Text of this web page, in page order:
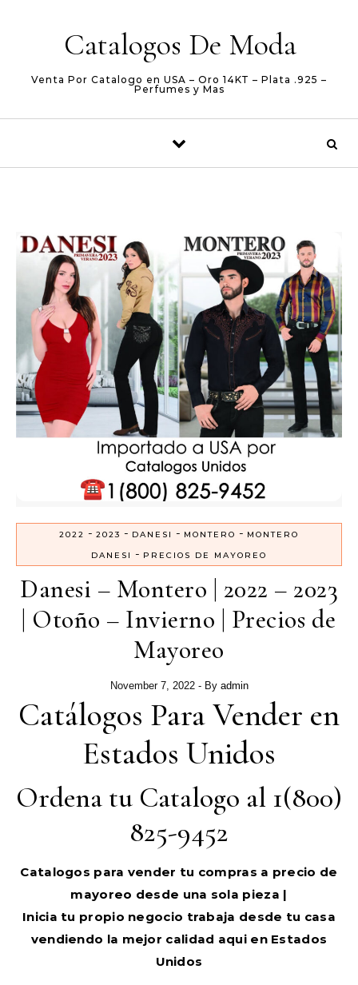
Catalogos De Moda
Venta Por Catalogo en USA – Oro 14KT – Plata .925 –
Perfumes y Mas
2022 - 2023 - DANESI - MONTERO - MONTERO
DANESI
- PRECIOS DE MAYOREO
Danesi – Montero | 2022 – 2023
| Otoño – Invierno | Precios de
Mayoreo
November 7, 2022 - By admin
Catálogos Para Vender en
Estados Unidos
Ordena tu Catalogo al 1(800)
825-9452
Catalogos para vender tu compras a precio de
mayoreo desde una sola pieza |
Inicia tu propio negocio trabaja desde tu casa
vendiendo la mejor calidad aqui en Estados
Unidos